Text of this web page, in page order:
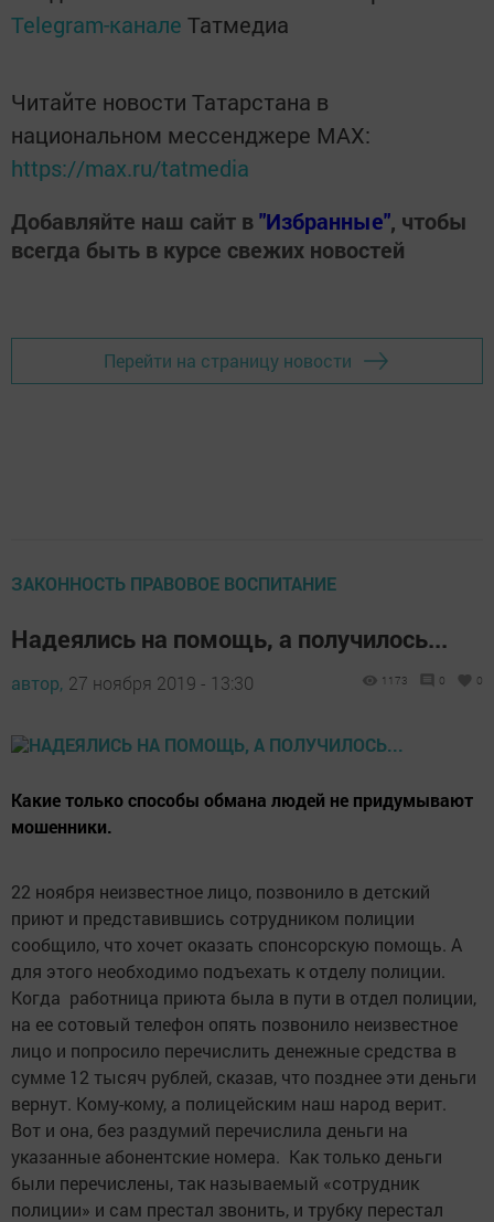
Telegram-канале Татмедиа
Читайте новости Татарстана в
национальном мессенджере MАХ:
https://max.ru/tatmedia
Добавляйте наш сайт в"Избранные", чтобы
всегда быть в курсе свежих новостей
Перейти на страницу новости
ЗАКОННОСТЬ ПРАВОВОЕ ВОСПИТАНИЕ
Надеялись на помощь, а получилось...
автор, 27 ноября 2019 - 13:30 1173 0 0
Какие только способы обмана людей не придумывают
мошенники.
22 ноября неизвестное лицо, позвонило в детский
приют и представившись сотрудником полиции
сообщило, что хочет оказать спонсорскую помощь. А
для этого необходимо подъехать к отделу полиции.
Когда работница приюта была в пути в отдел полиции,
на ее сотовый телефон опять позвонило неизвестное
лицо и попросило перечислить денежные средства в
сумме 12 тысяч рублей, сказав, что позднее эти деньги
вернут. Кому-кому, а полицейским наш народ верит.
Вот и она, без раздумий перечислила деньги на
указанные абонентские номера. Как только деньги
были перечислены, так называемый «сотрудник
полиции» и сам престал звонить, и трубку перестал